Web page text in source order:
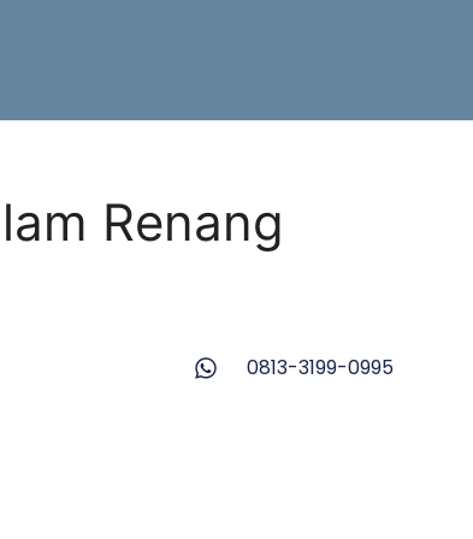
Renang
0813-3199-0995